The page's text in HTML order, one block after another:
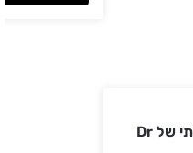
קרם פנטנול B3 לעור שמן ובעייתי של Dr